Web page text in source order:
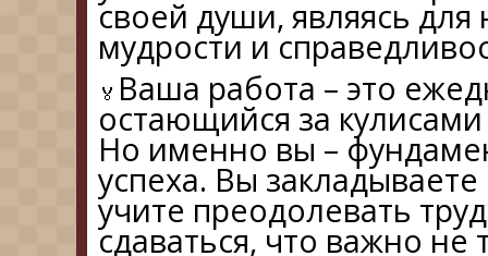
своей души, являясь
мудрости и
Ваша работа – это
остающийся за
Но именно вы –
успеха. Вы
учите преодолевать
сдаваться, что важно не